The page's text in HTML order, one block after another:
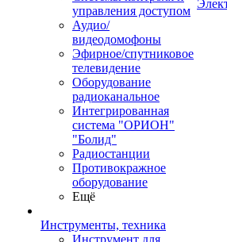
управления доступом
Аудио/
видеодомофоны
Эфирное/спутниковое
телевидение
Оборудование
радиоканальное
Интегрированная
система "ОРИОН"
"Болид"
Радиостанции
Противокражное
оборудование
Ещё
Инструменты, техника
Инструмент для